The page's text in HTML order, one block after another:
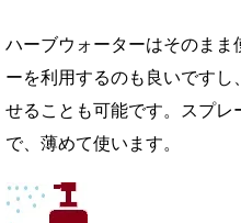
ハーブウォーターはそのま
ーを利用するのも良いです
せることも可能です。スプ
で、薄めて使います。